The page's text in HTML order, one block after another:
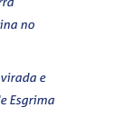
no
e
Esgrima